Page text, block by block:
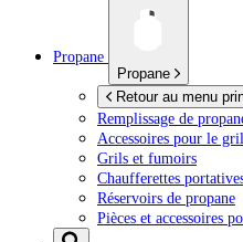
Propane
Propane
Retour au menu
Remplissage de
Accessoires pour le gril
Grils et fumoirs
Chaufferettes
Réservoirs de propane
Pièces et accessoires